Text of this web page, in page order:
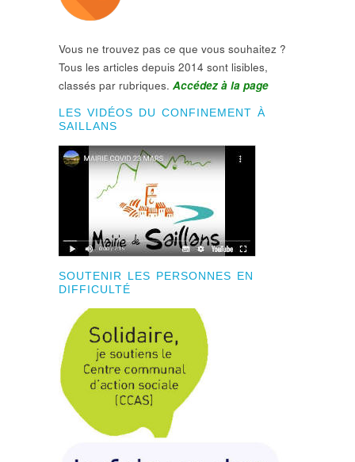
Vous ne trouvez pas ce que vous souhaitez ?
Tous les articles depuis 2014 sont lisibles,
classés par rubriques. Accédez à la page
LES VIDÉOS DU CONFINEMENT À
SAILLANS
SOUTENIR LES PERSONNES EN
DIFFICULTÉ